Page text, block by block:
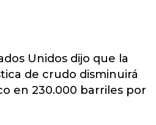
Unidos dijo que la
de crudo disminuirá
en 230.000 barriles por